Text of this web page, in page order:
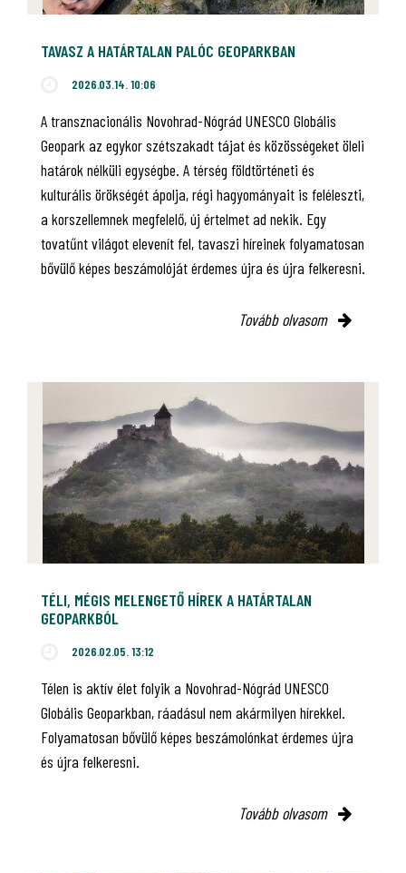
TAVASZ A HATÁRTALAN PALÓC GEOPARKBAN
2026.03.14. 10:06
A transznacionális Novohrad-Nógrád UNESCO Globális
Geopark az egykor szétszakadt tájat és közösségeket öleli
határok nélküli egységbe. A térség földtörténeti és
kulturális örökségét ápolja, régi hagyományait is feléleszti,
a korszellemnek megfelelő, új értelmet ad nekik. Egy
tovatűnt világot elevenít fel, tavaszi híreinek folyamatosan
bővülő képes beszámolóját érdemes újra és újra felkeresni.
Tovább olvasom
TÉLI, MÉGIS MELENGETŐ HÍREK A HATÁRTALAN
GEOPARKBÓL
2026.02.05. 13:12
Télen is aktív élet folyik a Novohrad-Nógrád UNESCO
Globális Geoparkban, ráadásul nem akármilyen hírekkel.
Folyamatosan bővülő képes beszámolónkat érdemes újra
és újra felkeresni.
Tovább olvasom